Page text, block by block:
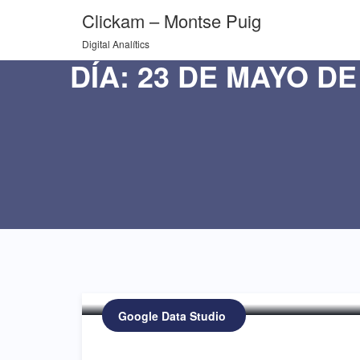
Clickam – Montse Puig
Digital Analítics
DÍA: 23 DE MAYO
Google Data Studio